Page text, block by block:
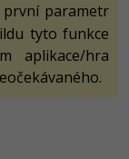
parametr
tyto funkce
aplikace/hra